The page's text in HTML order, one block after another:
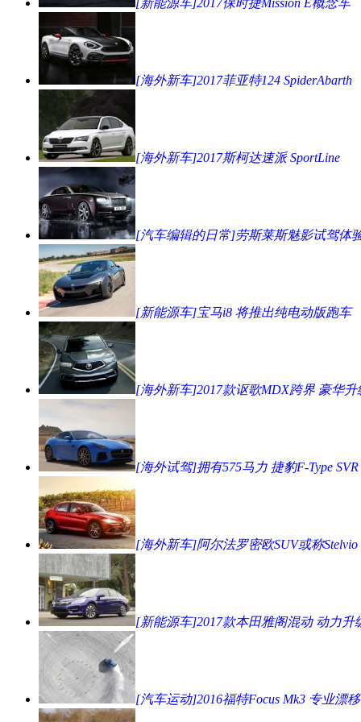
[海外新车]2017菲亚特124 SpiderAbarth
[海外新车]2017斯柯达速派 SportLine
[汽车编辑的日常]劳斯莱斯魅影试驾体
[新能源车]宝马i8 将推出纯电动版跑车
[海外新车]2017款讴歌MDX跨界 豪华升
[海外试驾]拥有575马力 捷豹F-Type SVR
[海外新车]阿尔法罗密欧SUV或称Stelvio
[新能源车]2017款本田雅阁混动 动力升
[汽车运动]2016福特Focus Mk3 专业漂移